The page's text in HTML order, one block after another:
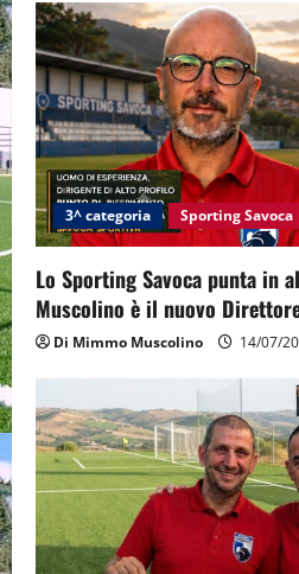
i
g
a
t
i
o
n
3^ categoria Sporting Savoca
Lo Sporting Savoca punta in
Muscolino è il nuovo
Di Mimmo Muscolino 14/07/